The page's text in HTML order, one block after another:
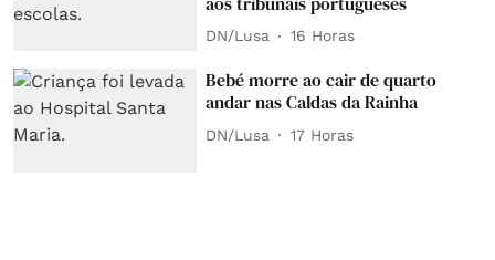
DN/Lusa 16 Horas
Bebé morre ao cair de quarto
andar nas Caldas da Rainha
DN/Lusa 17 Horas